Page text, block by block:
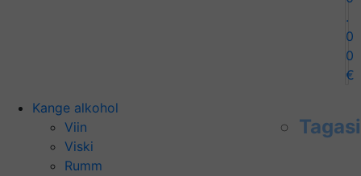
.
0
0
€
Kange alkohol
Tagasi
Viin
Viski
Rumm